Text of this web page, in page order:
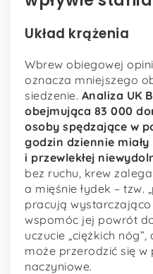
Układ krążenia
Wbrew obiegowej
oznacza mniejszego
siedzenie. Analiza UK
obejmująca 83 000
osoby spędzające w
godzin dziennie miały
i przewlekłej
bez ruchu, krew
a mięśnie łydek – tzw.
pracują
wspomóc jej powrót
uczucie „ciężkich
może przerodzić się w
naczyniowe.